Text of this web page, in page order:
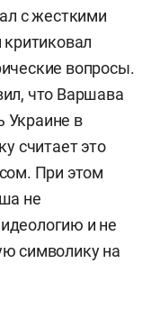
с жесткими
вопросы.
что Варшава
Украине в
считает это
При этом
не
и не
символику на